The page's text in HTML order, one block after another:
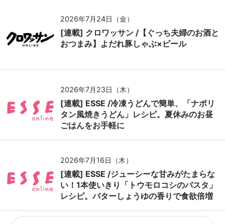
2026年7月24日（金）
[連載] クロワッサン /【ぐっち夫婦のお酒と
おつまみ】よだれ豚しゃぶ×ビール
2026年7月23日（木）
[連載] ESSE /冷凍うどんで簡単、「ナポリ
タン風焼きうどん」レシピ。夏休みのお昼
ごはんをお手軽に
2026年7月16日（木）
[連載] ESSE /ジューシーな甘みがたまらな
い！1本使いきり「トウモロコシのパスタ」
レシピ。バターしょうゆの香りで食欲倍増